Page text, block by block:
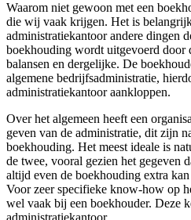
Waarom niet gewoon met een
die wij vaak krijgen. Het is
administratiekantoor andere dingen
boekhouding wordt uitgevoerd door
balansen en dergelijke. De
algemene bedrijfsadministratie,
administratiekantoor aankloppen.
Over het algemeen heeft een
geven van de administratie, dit zijn
boekhouding. Het meest ideale is
de twee, vooral gezien het gegeven
altijd even de boekhouding extra
Voor zeer specifieke know-how op
wel vaak bij een boekhouder. Deze